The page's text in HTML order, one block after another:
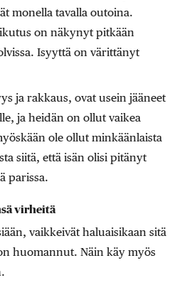
monella tavalla outoina.
on näkynyt pitkään
Isyyttä on värittänyt
ja rakkaus, ovat usein jääneet
ja heidän on ollut vaikea
ole ollut minkäänlaista
siitä, että isän olisi pitänyt
parissa.
virheitä
­vaikkeivät haluaisikaan sitä
huomannut. Näin käy myös